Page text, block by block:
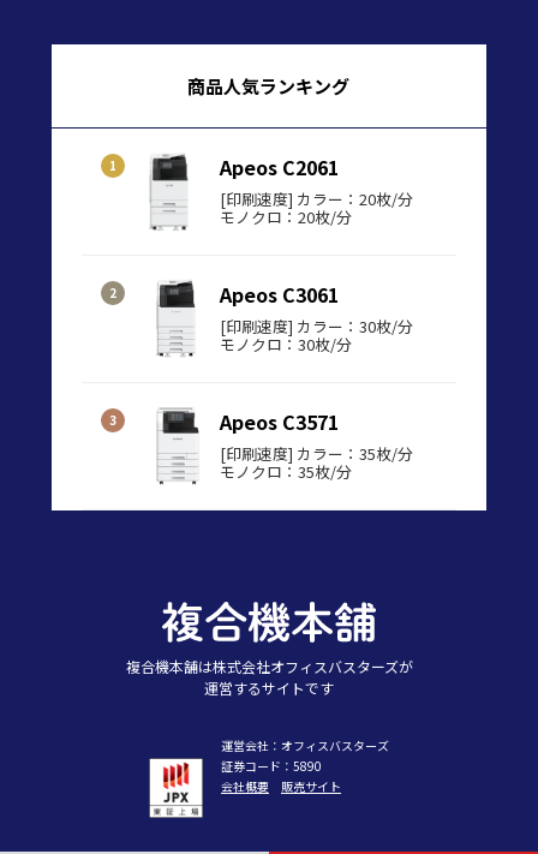
商品人気ランキング
Apeos C2061
[印刷速度] カラー：20枚/分
モノクロ：20枚/分
Apeos C3061
[印刷速度] カラー：30枚/分
モノクロ：30枚/分
Apeos C3571
[印刷速度] カラー：35枚/分
モノクロ：35枚/分
複合機本舗は株式会社オフィスバスターズが
運営するサイトです
運営会社：オフィスバスターズ
証券コード：5890
会社概要
販売サイト